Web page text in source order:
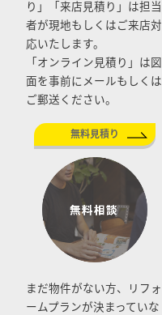
り」「来店見積り」は担当
者が現地もしくはご来店対
応いたします。
「オンライン見積り」は図
面を事前にメールもしくは
ご郵送ください。
無料見積り
まだ物件がない方、リフォ
ームプランが決まっていな